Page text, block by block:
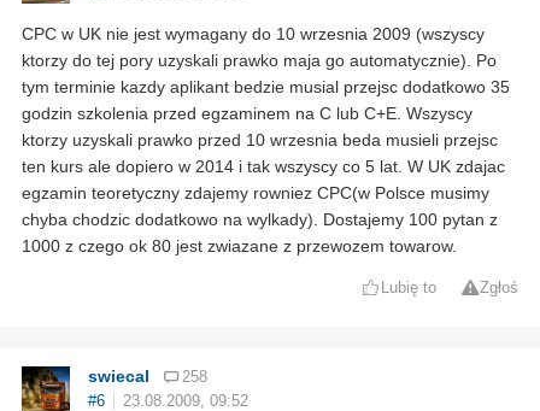
CPC w UK nie jest wymagany do 10 wrzesnia 2009 (wszyscy
ktorzy do tej pory uzyskali prawko maja go automatycznie). Po
tym terminie kazdy aplikant bedzie musial przejsc dodatkowo 35
godzin szkolenia przed egzaminem na C lub C+E. Wszyscy
ktorzy uzyskali prawko przed 10 wrzesnia beda musieli przejsc
ten kurs ale dopiero w 2014 i tak wszyscy co 5 lat. W UK zdajac
egzamin teoretyczny zdajemy rowniez CPC(w Polsce musimy
chyba chodzic dodatkowo na wylkady). Dostajemy 100 pytan z
1000 z czego ok 80 jest zwiazane z przewozem towarow.
Lubię to Zgłoś
swiecal
258
#6
23.08.2009, 09:52